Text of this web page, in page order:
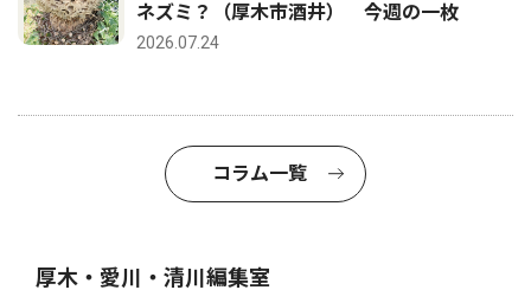
ネズミ？（厚木市酒井） 今週の一枚
2026.07.24
コラム一覧
厚木・愛川・清川編集室